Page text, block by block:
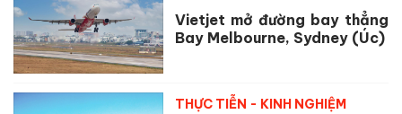
Vietjet mở đường bay thẳng
Bay Melbourne, Sydney (Úc)
THỰC TIỄN - KINH NGHIỆM